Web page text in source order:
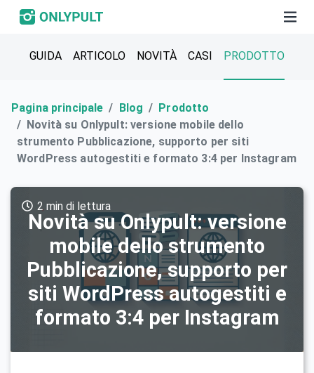
GUIDA ARTICOLO NOVITÀ СASI PRODOTTO
Pagina principale Blog
Prodotto
Novità su Onlypult: versione mobile dello
strumento Pubblicazione, supporto per siti
WordPress autogestiti e formato 3:4 per Instagram
Novità su Onlypult: versione
mobile dello strumento
Pubblicazione, supporto per
siti WordPress autogestiti e
formato 3:4 per Instagram
2 min di lettura